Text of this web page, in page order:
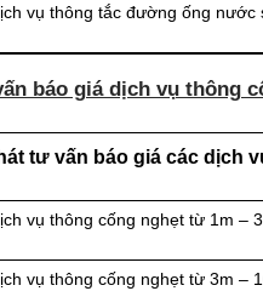
vụ thông tắc đường ống nước
báo giá dịch vụ thông
tư vấn báo giá các dịch
vụ thông cống nghẹt từ 1m –
vụ thông cống nghẹt từ 3m –